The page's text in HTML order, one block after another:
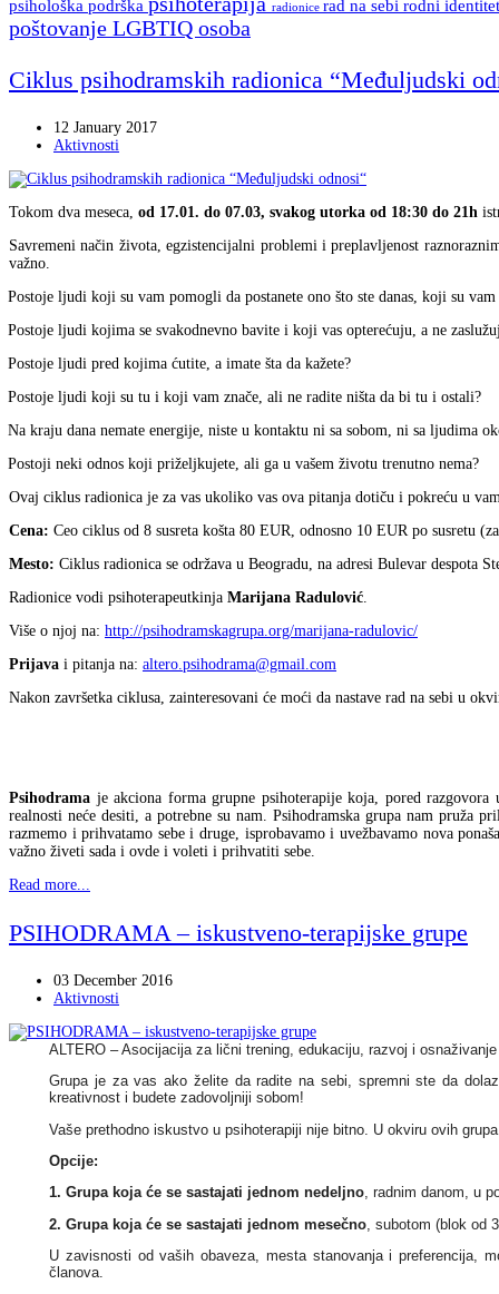
psihološka podrška radionice rad na sebi rodni
poštovanje LGBTIQ osoba
Ciklus psihodramskih radionica “Međuljudski
12 January 2017
Aktivnosti
Tokom dva meseca, od 17.01. do 07.03, svakog utorka od 18:30 do 21h
Savremeni način života, egzistencijalni problemi i preplavljenost
važno.
Postoje ljudi koji su vam pomogli da postanete ono što ste danas, koji su
Postoje ljudi kojima se svakodnevno bavite i koji vas opterećuju, a ne
Postoje ljudi pred kojima ćutite, a imate šta da kažete?
Postoje ljudi koji su tu i koji vam znače, ali ne radite ništa da bi tu i ostali?
Na kraju dana nemate energije, niste u kontaktu ni sa sobom, ni sa ljudima
Postoji neki odnos koji priželjkujete, ali ga u vašem životu trenutno nema?
Ovaj ciklus radionica je za vas ukoliko vas ova pitanja dotiču i pokreću u
Cena: Ceo ciklus od 8 susreta košta 80 EUR, odnosno 10 EUR po susretu
Mesto: Ciklus radionica se održava u Beogradu, na adresi Bulevar despota
Radionice vodi psihoterapeutkinja Marijana Radulović
Više o njoj na: http://psihodramskagrupa.org/marijana-radulovic/
Prijava i pitanja na: altero.psihodrama@gmail.com
Nakon završetka ciklusa, zainteresovani će moći da nastave rad na sebi u
Psihodrama je akciona forma grupne psihoterapije koja, pored
realnosti neće desiti, a potrebne su nam. Psihodramska grupa nam pruža
razmemo i prihvatamo sebe i druge, isprobavamo i uvežbavamo nova
važno živeti sada i ovde i voleti i prihvatiti sebe.
Read more...
PSIHODRAMA – iskustveno-terapijske grupe
03 December 2016
Aktivnosti
ALTERO – Asocijacija za lični trening, edukaciju, razvoj i
Grupa je za vas ako želite da radite na sebi, spremni ste da
kreativnost i budete zadovoljniji sobom!
Vaše prethodno iskustvo u psihoterapiji nije bitno. U okviru ovih
Opcije:
1. Grupa koja će se sastajati jednom nedeljno, radnim danom, u
2. Grupa koja će se sastajati jednom mesečno , subotom (blok od
U zavisnosti od vaših obaveza, mesta stanovanja i preferencija,
članova.